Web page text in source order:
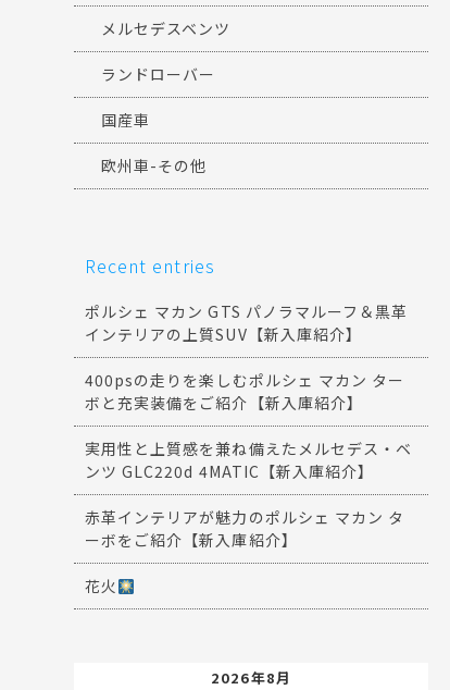
メルセデスベンツ
ランドローバー
国産車
欧州車-その他
Recent entries
ポルシェ マカン GTS パノラマルーフ＆黒革
インテリアの上質SUV【新入庫紹介】
400psの走りを楽しむポルシェ マカン ター
ボと充実装備をご紹介【新入庫紹介】
実用性と上質感を兼ね備えたメルセデス・ベ
ンツ GLC220d 4MATIC【新入庫紹介】
赤革インテリアが魅力のポルシェ マカン タ
ーボをご紹介【新入庫紹介】
花火
2026年8月